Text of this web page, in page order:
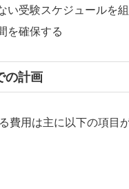
い受験スケジュールを
を確保する
の計画
費用は主に以下の項目